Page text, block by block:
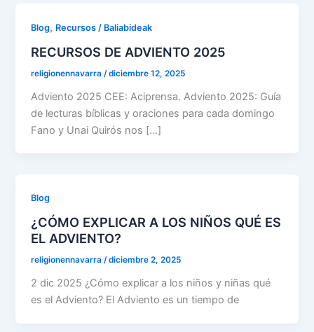
Blog, Recursos / Baliabideak
RECURSOS DE ADVIENTO 2025
religionennavarra /diciembre 12, 2025
Adviento 2025 CEE: Aciprensa. Adviento 2025: Guía
de lecturas bíblicas y oraciones para cada domingo
Fano y Unai Quirós nos […]
Blog
¿CÓMO EXPLICAR A LOS NIÑOS QUÉ ES
EL ADVIENTO?
religionennavarra/diciembre 2, 2025
2 dic 2025 ¿Cómo explicar a los niños y niñas qué
es el Adviento? El Adviento es un tiempo de